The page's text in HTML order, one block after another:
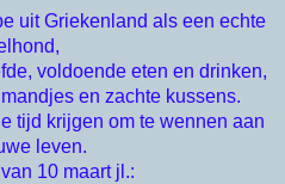
uit Griekenland als een echte
voldoende eten en drinken,
en zachte kussens.
tijd krijgen om te wennen aan
leven.
10 maart jl.: